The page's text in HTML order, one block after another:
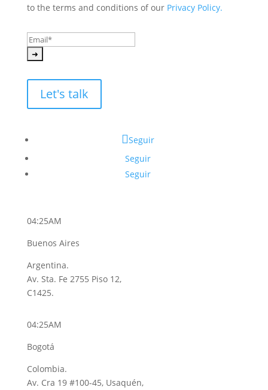
to the terms and conditions of our Privacy Policy.
Let's talk
Seguir
Seguir
Seguir
04:25AM
Buenos Aires
Argentina.
Av. Sta. Fe 2755 Piso 12,
C1425.
04:25AM
Bogotá
Colombia.
Av. Cra 19 #100-45, Usaquén,